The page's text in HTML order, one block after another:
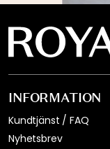
INFORMATION
Kundtjänst / FAQ
Nyhetsbrev